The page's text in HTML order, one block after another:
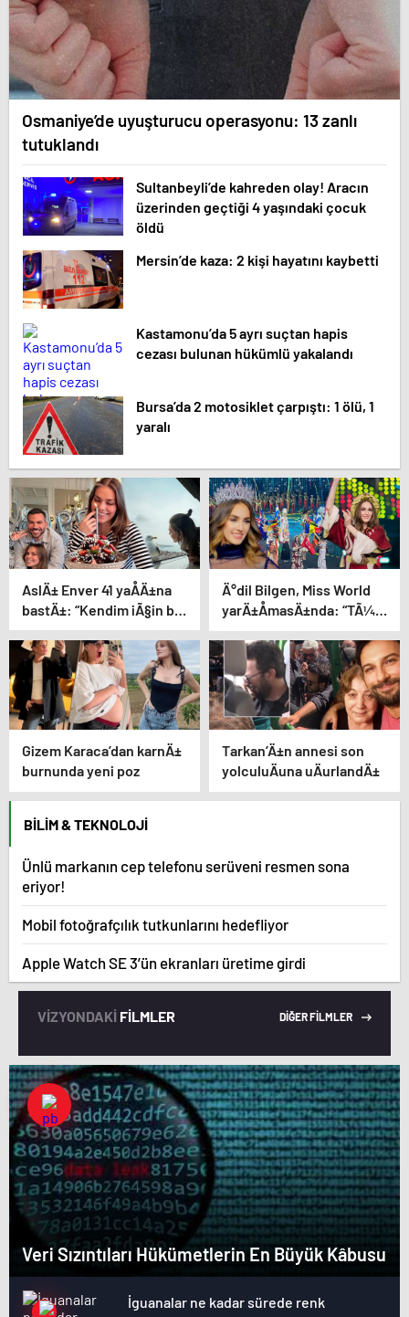
Osmaniye’de uyuşturucu operasyonu: 13 zanlı
tutuklandı
Sultanbeyli’de kahreden olay! Aracın
üzerinden geçtiği 4 yaşındaki çocuk
öldü
Mersin’de kaza: 2 kişi hayatını kaybetti
Kastamonu’da 5 ayrı suçtan hapis
cezası bulunan hükümlü yakalandı
Bursa’da 2 motosiklet çarpıştı: 1 ölü, 1
yaralı
AslÄ± Enver 41 yaÅÄ±na
bastÄ±: “Kendim iÃ§in bir
dileÄim yok”
Ä°dil Bilgen, Miss World
yarÄ±ÅmasÄ±nda: “TÃ¼rk
bayraÄÄ±nÄ±
dalgalandÄ±rmak Ã§ok
Ã¶zeldi”
Gizem Karaca’dan karnÄ±
burnunda yeni poz
Tarkan’Ä±n annesi son
yolculuÄuna uÄurlandÄ±
BILIM & TEKNOLOJI
Ünlü markanın cep telefonu serüveni resmen sona
eriyor!
Mobil fotoğrafçılık tutkunlarını hedefliyor
Apple Watch SE 3’ün ekranları üretime girdi
VİZYONDAKİ FİLMLER DİĞER FİLMLER
Veri Sızıntıları Hükümetlerin En Büyük Kâbusu
İguanalar ne kadar sürede renk